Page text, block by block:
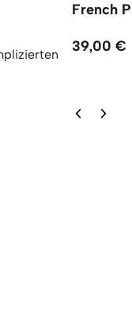
French
39,00 €